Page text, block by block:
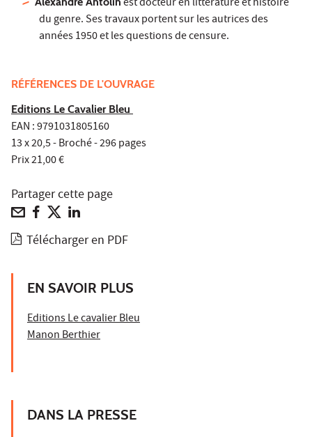
est docteur en littérature et histoire
du genre. Ses travaux portent sur les autrices des
années 1950 et les questions de censure.
RÉFÉRENCES DE L'OUVRAGE
Editions Le Cavalier Bleu
EAN : 9791031805160
13 x 20,5 - Broché - 296 pages
Prix 21,00 €
Partager cette page
Télécharger en PDF
EN SAVOIR PLUS
Editions Le cavalier Bleu
Manon Berthier
DANS LA PRESSE